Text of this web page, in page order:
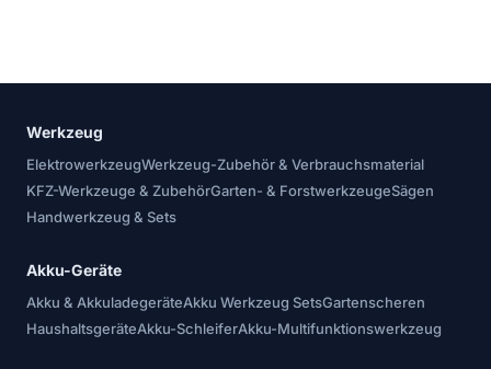
Werkzeug
ElektrowerkzeugWerkzeug-Zubehör & Verbrauchsmaterial
KFZ-Werkzeuge & ZubehörGarten- & ForstwerkzeugeSägen
Handwerkzeug & Sets
Akku-Geräte
Akku & AkkuladegeräteAkku Werkzeug SetsGartenscheren
HaushaltsgeräteAkku-SchleiferAkku-Multifunktionswerkzeug